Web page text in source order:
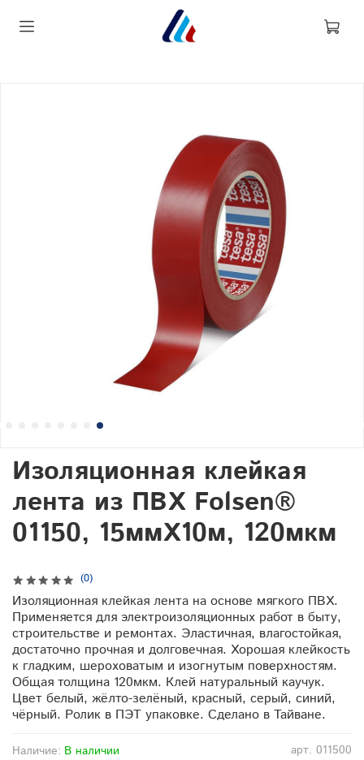
(0)
арт. 011500
Наличие: В наличии
Изоляционная клейкая
лента из ПВХ Folsen®
01150, 15ммХ10м, 120мкм
Изоляционная клейкая лента на основе мягкого ПВХ.
Применяется для электроизоляционных работ в быту,
строительстве и ремонтах. Эластичная, влагостойкая,
достаточно прочная и долговечная. Хорошая клейкость
к гладким, шероховатым и изогнутым поверхностям.
Общая толщина 120мкм. Клей натуральный каучук.
Цвет белый, жёлто-зелёный, красный, серый, синий,
чёрный. Ролик в ПЭТ упаковке. Сделано в Тайване.